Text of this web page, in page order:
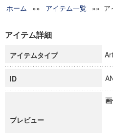
グローバルリサーチインス
科学研究費補助金研究成果
慶應義塾大学グローバル
慶應義塾大学グローバル
博士課程教育リーディン
学術雑誌掲載論文等(8)
ホーム »» アイテム一覧 »» ア
アイテム詳細
アイテムタイプ
ID
プレビュー